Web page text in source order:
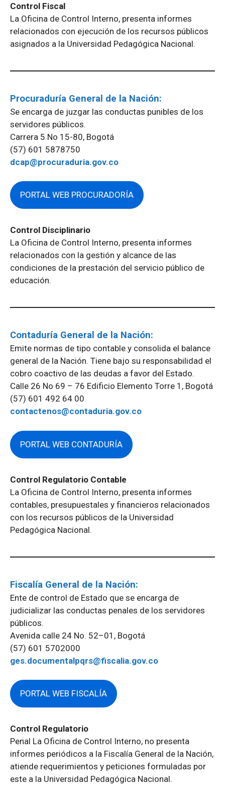
Control Fiscal
La Oficina de Control Interno, presenta informes
relacionados con ejecución de los recursos públicos
asignados a la Universidad Pedagógica Nacional.
Procuraduría General de la Nación:
Se encarga de juzgar las conductas punibles de los
servidores públicos.
Carrera 5 No 15-80, Bogotá
(57) 601 5878750
dcap@procuraduria.gov.co
PORTAL WEB PROCURADORÍA
Control Disciplinario
La Oficina de Control Interno, presenta informes
relacionados con la gestión y alcance de las
condiciones de la prestación del servicio público de
educación.
Contaduría General de la Nación:
Emite normas de tipo contable y consolida el balance
general de la Nación. Tiene bajo su responsabilidad el
cobro coactivo de las deudas a favor del Estado.
Calle 26 No 69 – 76 Edificio Elemento Torre 1, Bogotá
(57) 601 492 64 00
contactenos@contaduria.gov.co
PORTAL WEB CONTADURÍA
Control Regulatorio Contable
La Oficina de Control Interno, presenta informes
contables, presupuestales y financieros relacionados
con los recursos públicos de la Universidad
Pedagógica Nacional.
Fiscalía General de la Nación:
Ente de control de Estado que se encarga de
judicializar las conductas penales de los servidores
públicos.
Avenida calle 24 No. 52–01, Bogotá
(57) 601 5702000
ges.documentalpqrs@fiscalia.gov.co
PORTAL WEB FISCALÍA
Control Regulatorio
Penal La Oficina de Control Interno, no presenta
informes periódicos a la Fiscalía General de la Nación,
atiende requerimientos y peticiones formuladas por
este a la Universidad Pedagógica Nacional.